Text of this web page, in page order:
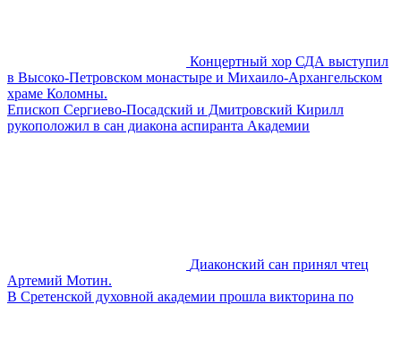
Концертный хор СДА выступил
в Высоко-Петровском монастыре и Михаило-Архангельском
храме Коломны.
Епископ Сергиево-Посадский и Дмитровский Кирилл
рукоположил в сан диакона аспиранта Академии
Диаконский сан принял чтец
Артемий Мотин.
В Сретенской духовной академии прошла викторина по